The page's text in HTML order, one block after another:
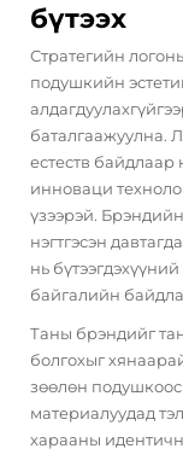
бүтээх
Стратегийн
подушкийн
баталгаажуулна.
естеств байдлаар
инноваци
үзээрэй.
нэгтгэсэн
нь
байгалийн
Таны брэндийг
болгохыг
зөөлөн
материалуудад
харааны